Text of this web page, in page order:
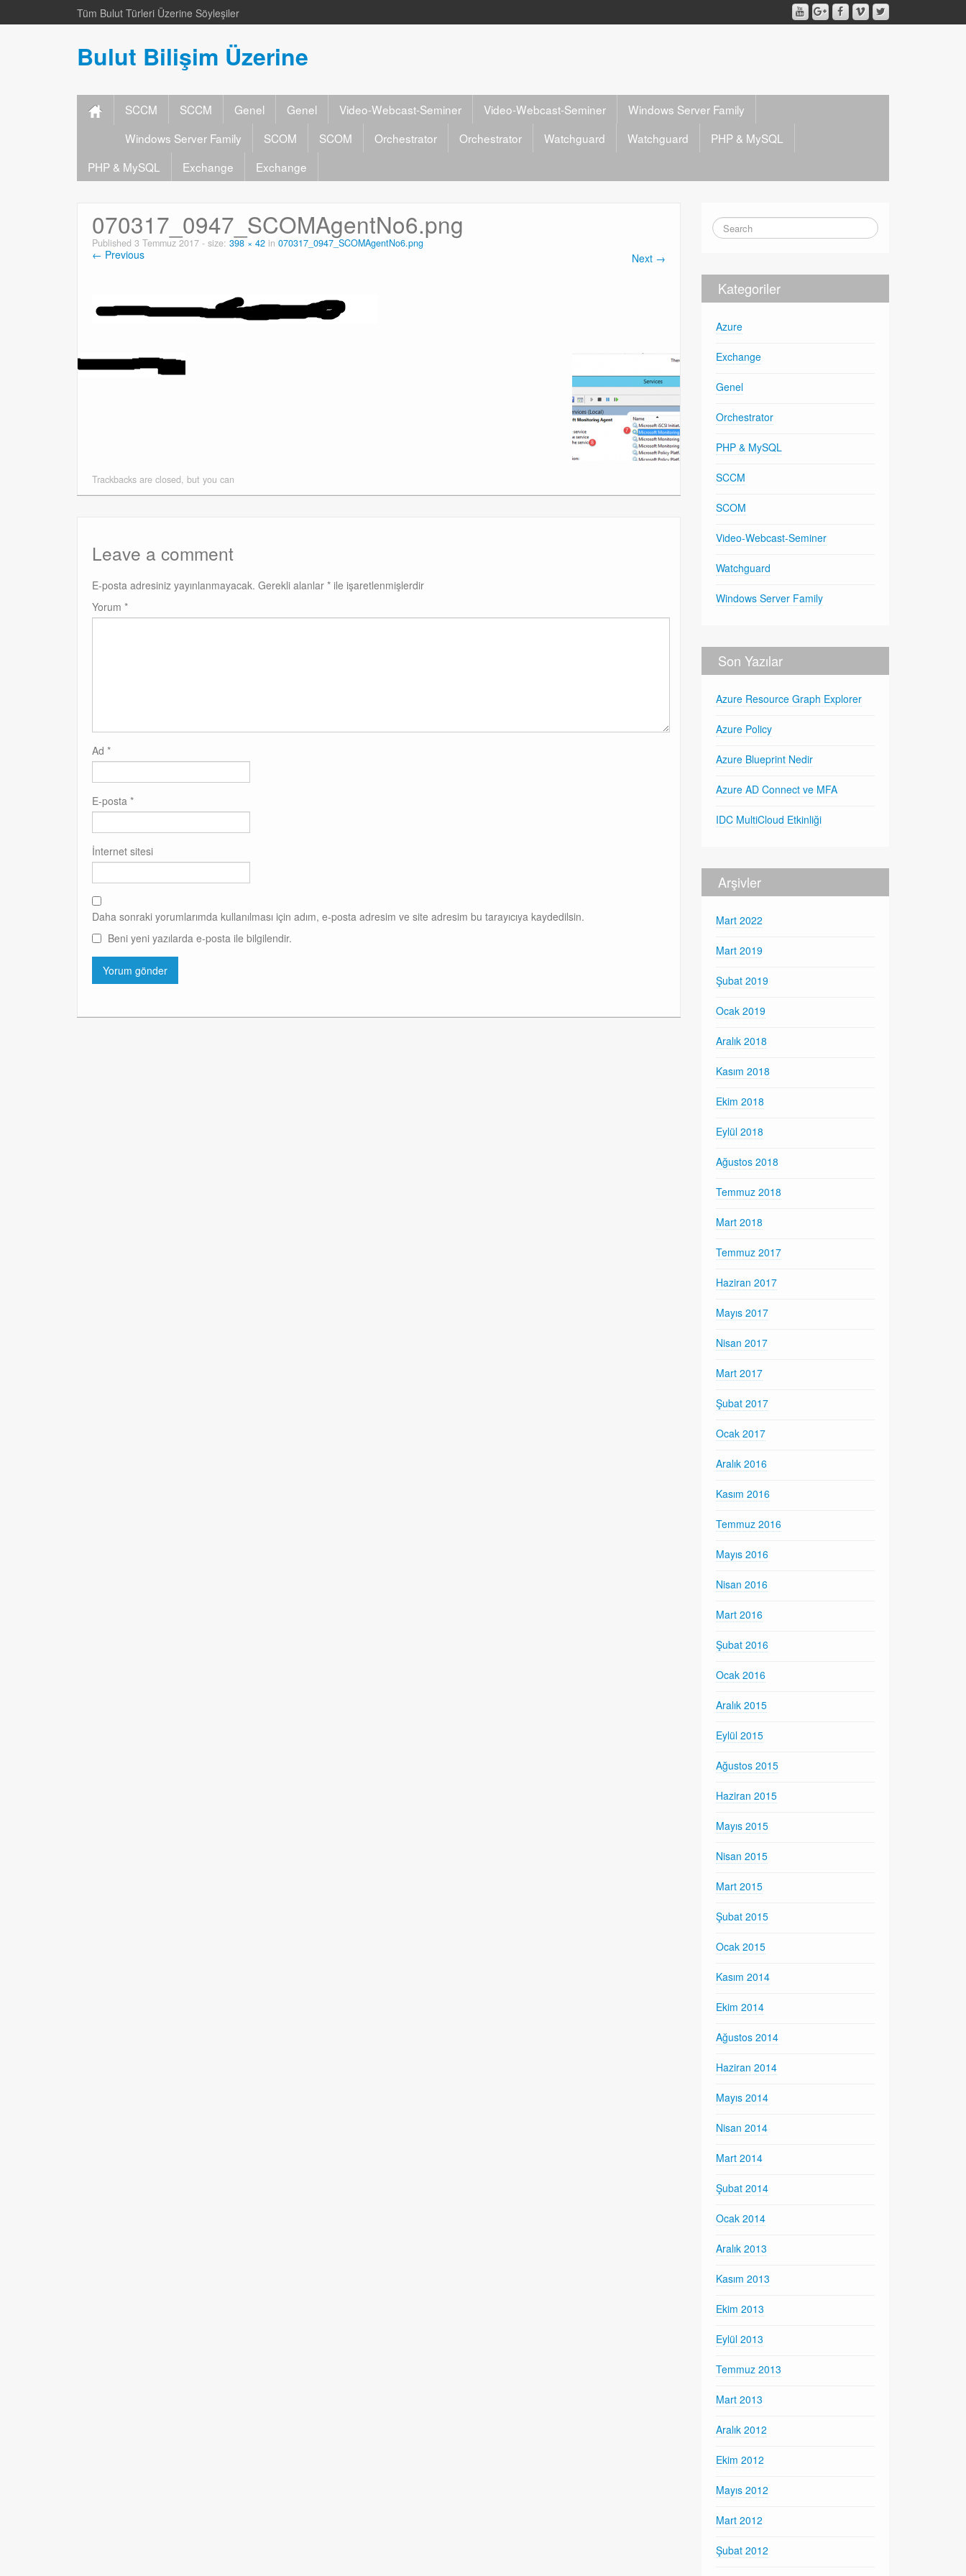
Tüm Bulut Türleri Üzerine Söyleşiler
Bulut Bilişim Üzerine
SCCM SCCM Genel Genel Video-Webcast-Seminer Video-Webcast-Seminer
Windows Server Family
Windows Server Family
SCOM SCOM Orchestrator Orchestrator Watchguard Watchguard
PHP & MySQL
PHP & MySQL
Exchange Exchange
070317_0947_SCOMAgentNo6.png
Published 3 Temmuz 2017 - size: 398 × 42 in 070317_0947_SCOMAgentNo6.png
← Previous Next →
Trackbacks are closed, but you can
Leave a comment
E-posta adresiniz yayınlanmayacak. Gerekli alanlar * ile işaretlenmişlerdir
Yorum *
Ad *
E-posta *
İnternet sitesi
Daha sonraki yorumlarımda kullanılması için adım, e-posta adresim ve site adresim bu tarayıcıya kaydedilsin.
Beni yeni yazılarda e-posta ile bilgilendir.
Kategoriler
Azure
Exchange
Genel
Orchestrator
PHP & MySQL
SCCM
SCOM
Video-Webcast-Seminer
Watchguard
Windows Server Family
Son Yazılar
Azure Resource Graph Explorer
Azure Policy
Azure Blueprint Nedir
Azure AD Connect ve MFA
IDC MultiCloud Etkinliği
Arşivler
Mart 2022
Mart 2019
Şubat 2019
Ocak 2019
Aralık 2018
Kasım 2018
Ekim 2018
Eylül 2018
Ağustos 2018
Temmuz 2018
Mart 2018
Temmuz 2017
Haziran 2017
Mayıs 2017
Nisan 2017
Mart 2017
Şubat 2017
Ocak 2017
Aralık 2016
Kasım 2016
Temmuz 2016
Mayıs 2016
Nisan 2016
Mart 2016
Şubat 2016
Ocak 2016
Aralık 2015
Eylül 2015
Ağustos 2015
Haziran 2015
Mayıs 2015
Nisan 2015
Mart 2015
Şubat 2015
Ocak 2015
Kasım 2014
Ekim 2014
Ağustos 2014
Haziran 2014
Mayıs 2014
Nisan 2014
Mart 2014
Şubat 2014
Ocak 2014
Aralık 2013
Kasım 2013
Ekim 2013
Eylül 2013
Temmuz 2013
Mart 2013
Aralık 2012
Ekim 2012
Mayıs 2012
Mart 2012
Şubat 2012